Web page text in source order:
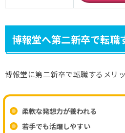
博報堂へ第二新卒で転職
博報堂に第二新卒で転職するメリ
柔軟な発想力が養われる
若手でも活躍しやすい